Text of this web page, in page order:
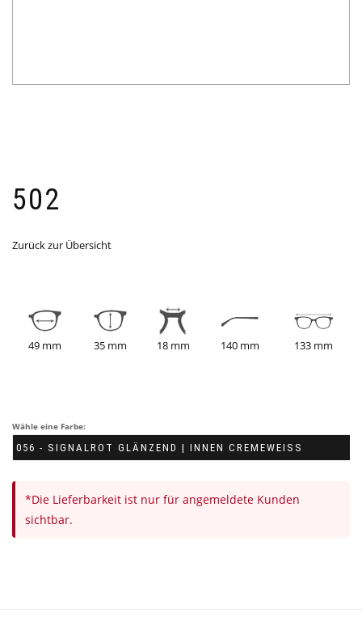
502
Zurück zur Übersicht
49 mm 35 mm 18 mm 140 mm 133 mm
Wähle eine Farbe:
*Die Lieferbarkeit ist nur für angemeldete Kunden
sichtbar.